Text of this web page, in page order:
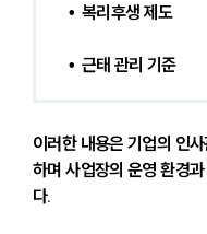
•  복리후생 제도
•  근태 관리 기준
이러한 내용은 기업의 인
하며 사업장의 운영 환경
다.